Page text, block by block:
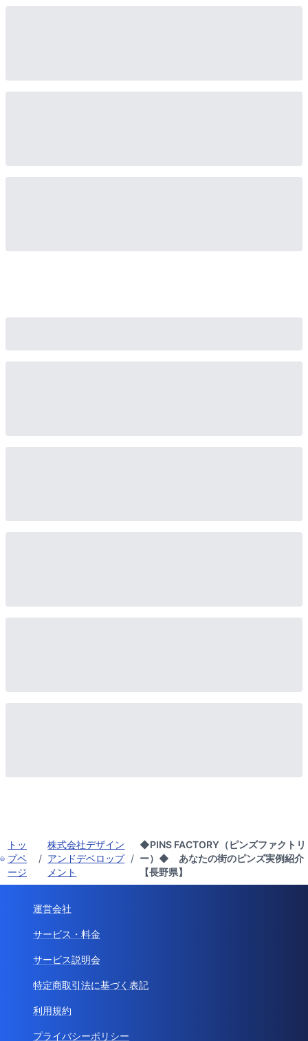
トッ
プペ
ージ
/
株式会社デザイン
アンドデベロップ
メント
/
◆PINS FACTORY（ピンズファクトリ
ー）◆ あなたの街のピンズ実例紹介
【長野県】
運営会社
サービス・料金
サービス説明会
特定商取引法に基づく表記
利用規約
プライバシーポリシー